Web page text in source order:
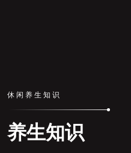
休闲养生知识
养生知识